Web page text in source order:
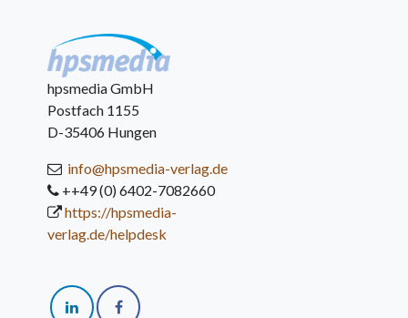
hpsmedia GmbH
Postfach 1155
D-35406 Hungen
info@hpsmedia-verlag.de
++49 (0) 6402-7082660
https://hpsmedia-
verlag.de/helpdesk